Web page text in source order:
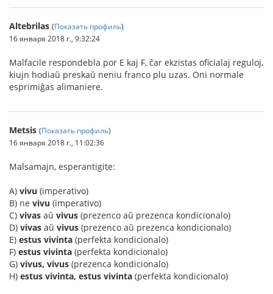
Altebrilas (Показать профиль)
16 января 2018 г., 9:32:24
Malfacile respondebla por E kaj F, ĉar ekzistas oficialaj reguloj,
kiujn hodiaŭ preskaŭ neniu franco plu uzas. Oni normale
esprimiĝas alimaniere.
Metsis (Показать профиль)
16 января 2018 г., 11:02:36
Malsamajn, esperantigite:
A) vivu (imperativo)
B) ne vivu (imperativo)
C) vivas aŭ vivus (prezenco aŭ prezenca kondicionalo)
D) vivas aŭ vivus (prezenco aŭ prezenca kondicionalo)
E) estus vivinta (perfekta kondicionalo)
F) estus vivinta (perfekta kondicionalo)
G) vivus, vivus (prezenca kondicionalo)
H) estus vivinta, estus vivinta (perfekta kondicionalo)